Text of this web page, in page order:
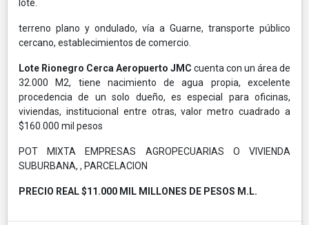
lote.
terreno plano y ondulado, vía a Guarne, transporte público
cercano, establecimientos de comercio.
Lote Rionegro Cerca Aeropuerto JMC cuenta con un área de
32.000 M2, tiene nacimiento de agua propia, excelente
procedencia de un solo dueño, es especial para oficinas,
viviendas, institucional entre otras, valor metro cuadrado a
$160.000 mil pesos
POT MIXTA EMPRESAS AGROPECUARIAS O VIVIENDA
SUBURBANA, , PARCELACION
PRECIO REAL $11.000 MIL MILLONES DE PESOS M.L.